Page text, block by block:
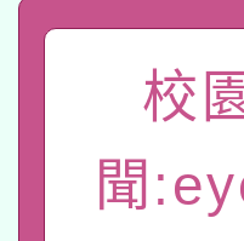
礎課程
A3數位
「數
pilot」
有關
薪期間
轉知經
校
聞